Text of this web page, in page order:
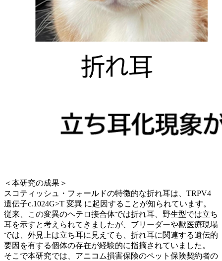
＜本研究の成果＞
スコティッシュ・フォールドの特徴的な折れ耳は、TRPV4
遺伝子c.1024G>T 変異 に起因することが知られています。
従来、この変異のヘテロ接合体では折れ耳、野生型では立ち
耳を示すと考えられてきましたが、ブリーダーや獣医療現場
では、外見上は立ち耳に見えても、折れ耳に関連する遺伝的
要因を有する個体の存在が経験的に指摘されていました。
そこで本研究では、アニコム損害保険のペット保険契約者の